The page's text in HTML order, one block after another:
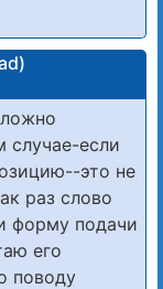
случае-если
это не
раз слово
форму подачи
его
поводу